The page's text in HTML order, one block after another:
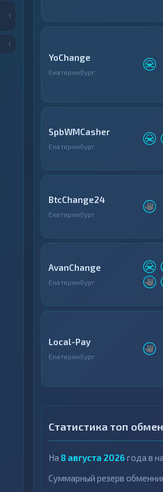
YoChange
Екатеринбург
SpbWMCasher
Екатеринбург
BtcChange24
Екатеринбург
AvanChange
Екатеринбург
Local-Pay
Екатеринбург
Статистика топ
На 8 августа 2026 года в
Суммарный резерв
1
1